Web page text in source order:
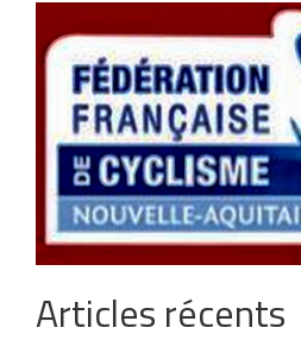
Articles récents